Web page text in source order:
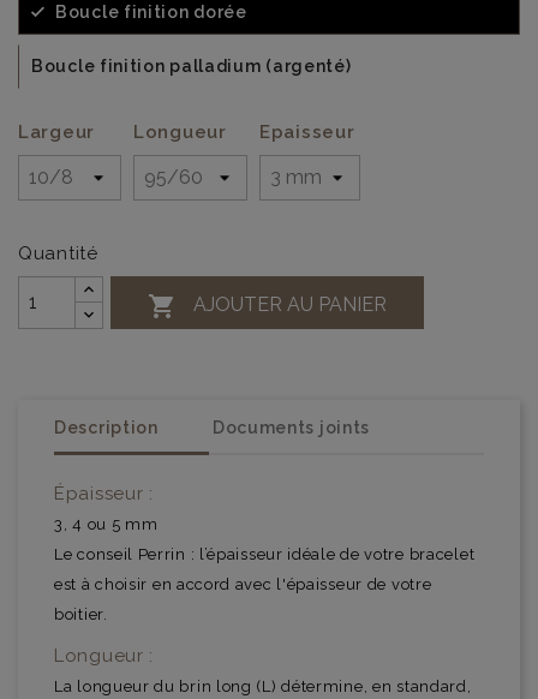
Boucle finition dorée
Boucle finition palladium (argenté)
Largeur Longueur Epaisseur
Quantité
 AJOUTER AU PANIER
Description Documents joints
Épaisseur :
3, 4 ou 5 mm
Le conseil Perrin : l’épaisseur idéale de votre bracelet
est à choisir en accord avec l'épaisseur de votre
boitier.
Longueur :
La longueur du brin long (L) détermine, en standard,